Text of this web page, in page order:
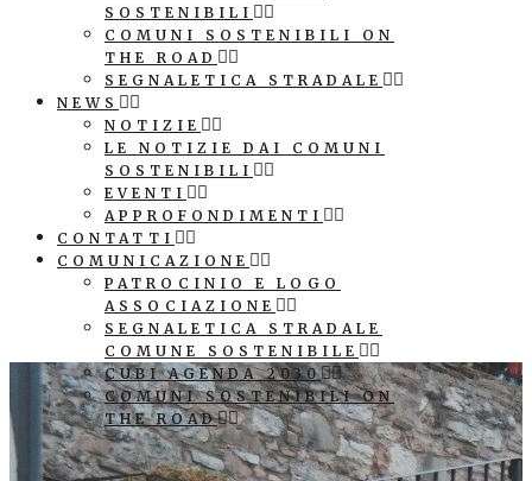
SOSTENIBILI
COMUNI SOSTENIBILI ON
THE ROAD
SEGNALETICA STRADALE
NEWS
NOTIZIE
LE NOTIZIE DAI COMUNI
SOSTENIBILI
EVENTI
APPROFONDIMENTI
CONTATTI
COMUNICAZIONE
PATROCINIO E LOGO
ASSOCIAZIONE
SEGNALETICA STRADALE
COMUNE SOSTENIBILE
CUBI AGENDA 2030
COMUNI SOSTENIBILI ON
THE ROAD